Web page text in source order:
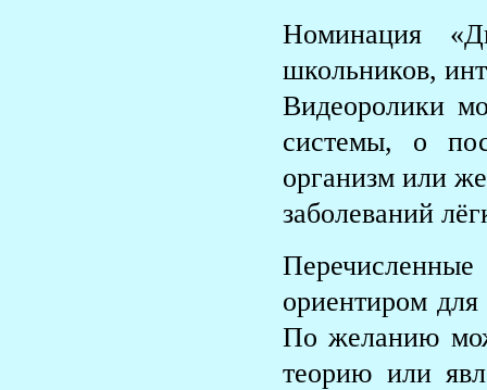
Номинация
школьников,
Видеоролики
системы, о
организм или
заболеваний
ориентиром
По желанию
теорию или